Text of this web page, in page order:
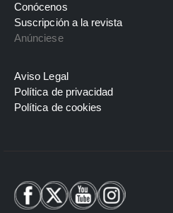
Conócenos
Suscripción a la revista
Anúnciese
Aviso Legal
Política de privacidad
Política de cookies